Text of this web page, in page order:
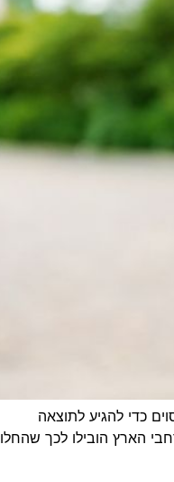
כדי להגיע לתוצאה
הארץ הובילו לכך שהחלו